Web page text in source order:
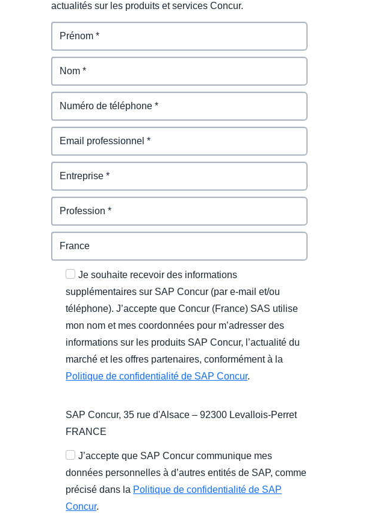
actualités sur les produits et services Concur.
Je souhaite recevoir des informations
supplémentaires sur SAP Concur (par e-mail et/ou
téléphone). J’accepte que Concur (France) SAS utilise
mon nom et mes coordonnées pour m’adresser des
informations sur les produits SAP Concur, l’actualité du
marché et les offres partenaires, conformément à la
Politique de confidentialité de SAP Concur.
SAP Concur, 35 rue d'Alsace – 92300 Levallois-Perret
FRANCE
J’accepte que SAP Concur communique mes
données personnelles à d’autres entités de SAP, comme
précisé dans la Politique de confidentialité de SAP
Concur.